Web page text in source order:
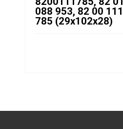
088 953, 82 00 111
785 (29x102x28)